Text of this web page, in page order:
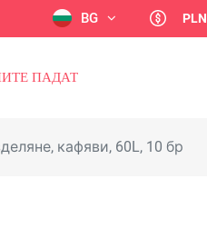
BG PLN
ПАДАТ
кафяви, 60L, 10 бр